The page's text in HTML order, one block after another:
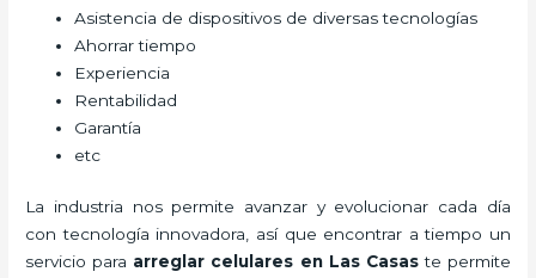
Asistencia de dispositivos de diversas tecnologías
Ahorrar tiempo
Experiencia
Rentabilidad
Garantía
etc
La industria nos permite avanzar y evolucionar cada día
con tecnología innovadora, así que encontrar a tiempo un
servicio para arreglar celulares en Las Casaste permite